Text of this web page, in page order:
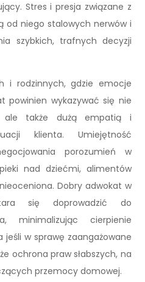
Stres i presja związane z
od niego stalowych nerwów i
szybkich, trafnych decyzji
i rodzinnych, gdzie emocje
powinien wykazywać się nie
ale także dużą empatią i
klienta. Umiejętność
porozumień w
nad dziećmi, alimentów
Dobry adwokat w
się doprowadzić do
minimalizując cierpienie
jeśli w sprawę zaangażowane
ochrona praw słabszych, na
przemocy domowej.